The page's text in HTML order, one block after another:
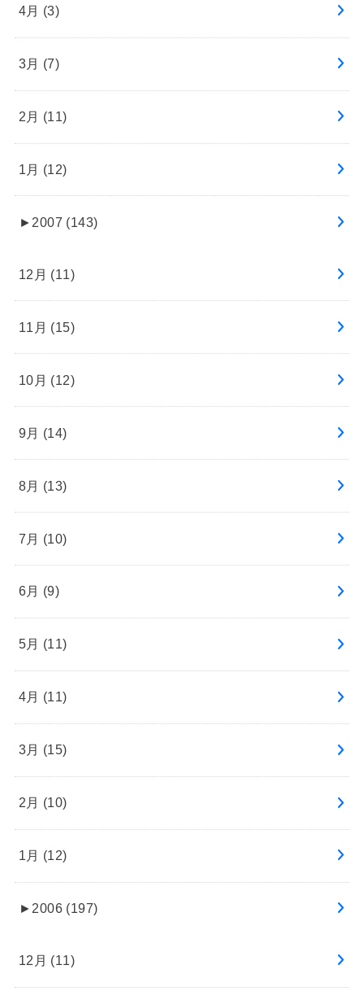
4月 (3)
3月 (7)
2月 (11)
1月 (12)
► 2007 (143)
12月 (11)
11月 (15)
10月 (12)
9月 (14)
8月 (13)
7月 (10)
6月 (9)
5月 (11)
4月 (11)
3月 (15)
2月 (10)
1月 (12)
► 2006 (197)
12月 (11)